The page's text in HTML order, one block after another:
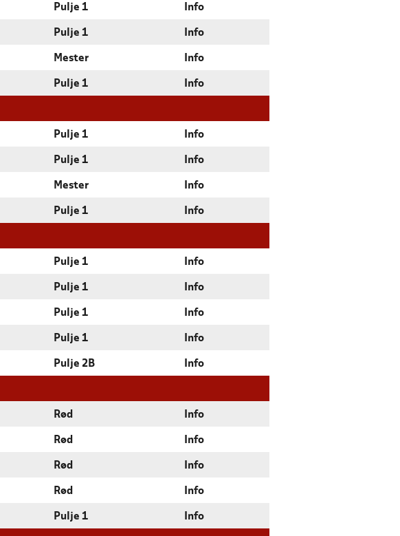
Pulje 1 Info
Pulje 1 Info
Mester Info
Pulje 1 Info
Pulje 1 Info
Pulje 1 Info
Mester Info
Pulje 1 Info
Pulje 1 Info
Pulje 1 Info
Pulje 1 Info
Pulje 1 Info
Pulje 2B Info
Rød Info
Rød Info
Rød Info
Rød Info
Pulje 1 Info